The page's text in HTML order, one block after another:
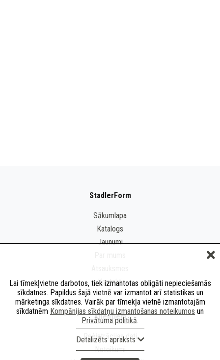
StadlerForm
Sākumlapa
Katalogs
Jaunumi
Kontakti
Klientiem
Reģistrācijas dati
Noteikumi
Lai tīmekļvietne darbotos, tiek izmantotas obligāti nepieciešamās
sīkdatnes. Papildus šajā vietnē var izmantot arī statistikas un
mārketinga sīkdatnes. Vairāk par tīmekļa vietnē izmantotajām
sīkdatnēm Kompānijas sīkdatņu izmantošanas noteikumos un
Privātuma politikā.
Detalizēts apraksts